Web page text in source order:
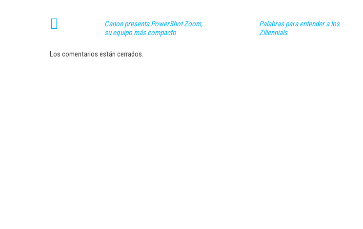
Canon presenta PowerShot Zoom,
su equipo más compacto
Palabras para entender a los
Zillennials
Los comentarios están cerrados.